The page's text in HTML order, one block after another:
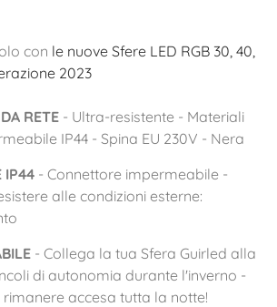
con le nuove Sfere LED RGB 30, 40,
2023
RETE - Ultra-resistente - Materiali
IP44 - Spina EU 230V - Nera
IP44 - Connettore impermeabile -
alle condizioni esterne:
- Collega la tua Sfera Guirled alla
di autonomia durante l'inverno -
accesa tutta la notte!